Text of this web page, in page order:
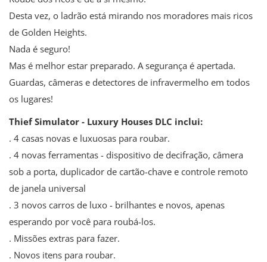
Desta vez, o ladrão está mirando nos moradores mais ricos
de Golden Heights.
Nada é seguro!
Mas é melhor estar preparado. A segurança é apertada.
Guardas, câmeras e detectores de infravermelho em todos
os lugares!
Thief Simulator - Luxury Houses DLC inclui:
. 4 casas novas e luxuosas para roubar.
. 4 novas ferramentas - dispositivo de decifração, câmera
sob a porta, duplicador de cartão-chave e controle remoto
de janela universal
. 3 novos carros de luxo - brilhantes e novos, apenas
esperando por você para roubá-los.
. Missões extras para fazer.
. Novos itens para roubar.